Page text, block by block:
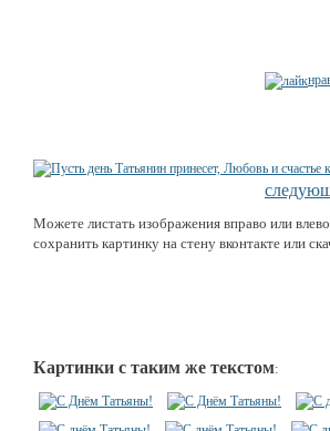
Можете листать изображения вправо или
сохранить картинку на стену вконтакте или
Картинки с таким же текстом: